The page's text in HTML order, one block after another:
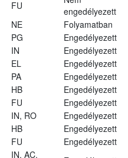
FU
engedélyezett
NE Folyamatban
PG Engedélyezett
IN Engedélyezett
EL Engedélyezett
PA Engedélyezett
HB Engedélyezett
FU Engedélyezett
IN, RO Engedélyezett
HB Engedélyezett
FU Engedélyezett
IN, AC,